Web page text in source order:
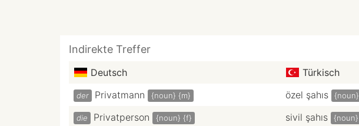
Indirekte Treffer
Deutsch Türkisch
der Privatmann {noun} {m} özel şahıs {noun}
die Privatperson {noun} {f} sivil şahıs {noun}